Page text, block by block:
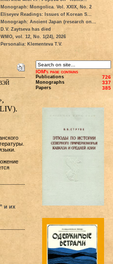
Monograph: Mongolica. Vol. XXIX, No. 2
Eliseyev Readings: Issues of Korean S...
Monograph: Ancient Japan (research on...
D.V. Zaytseva has died
WMO, vol. 12, No. 1(24), 2026
Personalia: Klementeva T.V.
и их
IOM's page contains
Publications 726
Monographs 337
Papers 385